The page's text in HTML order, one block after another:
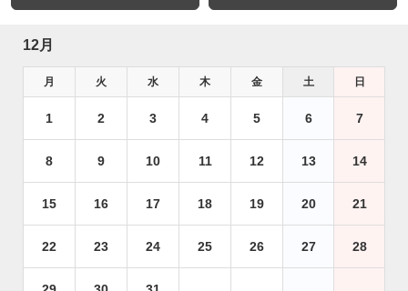
12月
月 火 水 木 金 土 日
1 2 3 4 5 6 7
8 9 10 11 12 13 14
15 16 17 18 19 20 21
22 23 24 25 26 27 28